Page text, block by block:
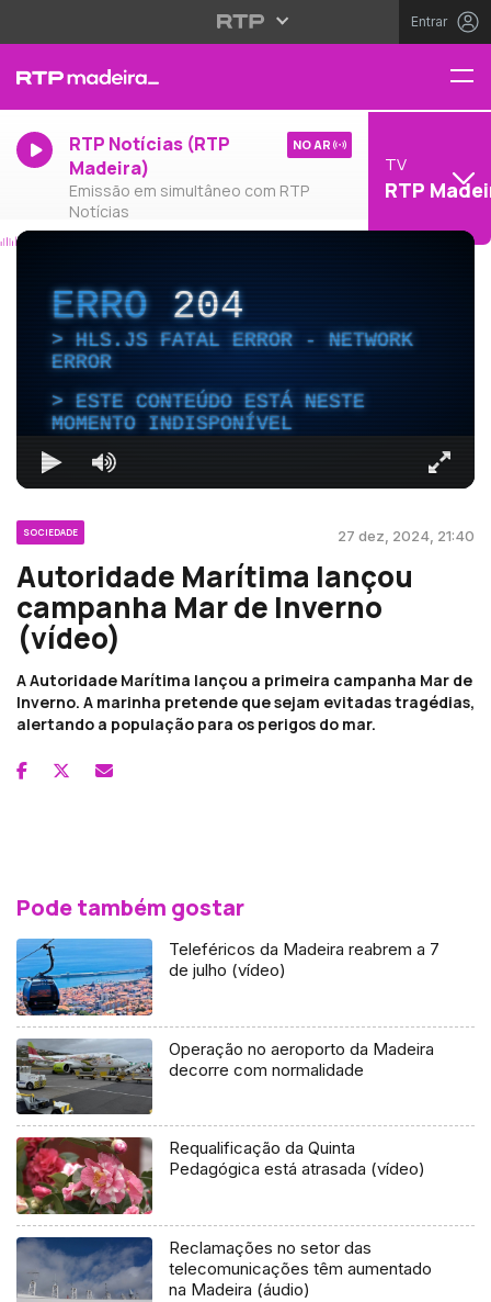
Entrar
RTP Notícias (RTP
Madeira)
Emissão em simultâneo com RTP
Notícias
NO AR
TV
RTP
ERRO204
HLS.JS FATAL ERROR - NETWORK
ERROR
ESTE CONTEÚDO ESTÁ NESTE
MOMENTO INDISPONÍVEL
SOCIEDADE 27 dez, 2024, 21:40
Autoridade Marítima lançou
campanha Mar de Inverno
(vídeo)
A Autoridade Marítima lançou a primeira campanha Mar de
Inverno. A marinha pretende que sejam evitadas tragédias,
alertando a população para os perigos do mar.
Pode também gostar
Teleféricos da Madeira reabrem a 7
de julho (vídeo)
Operação no aeroporto da Madeira
decorre com normalidade
Requalificação da Quinta
Pedagógica está atrasada (vídeo)
Reclamações no setor das
telecomunicações têm aumentado
na Madeira (áudio)